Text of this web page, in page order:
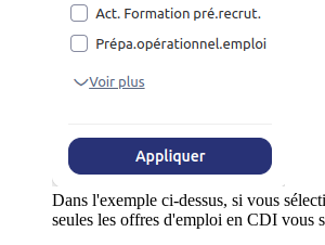
Dans l'exemple ci-dessus, si vous
seules les offres d'emploi en CDI vous